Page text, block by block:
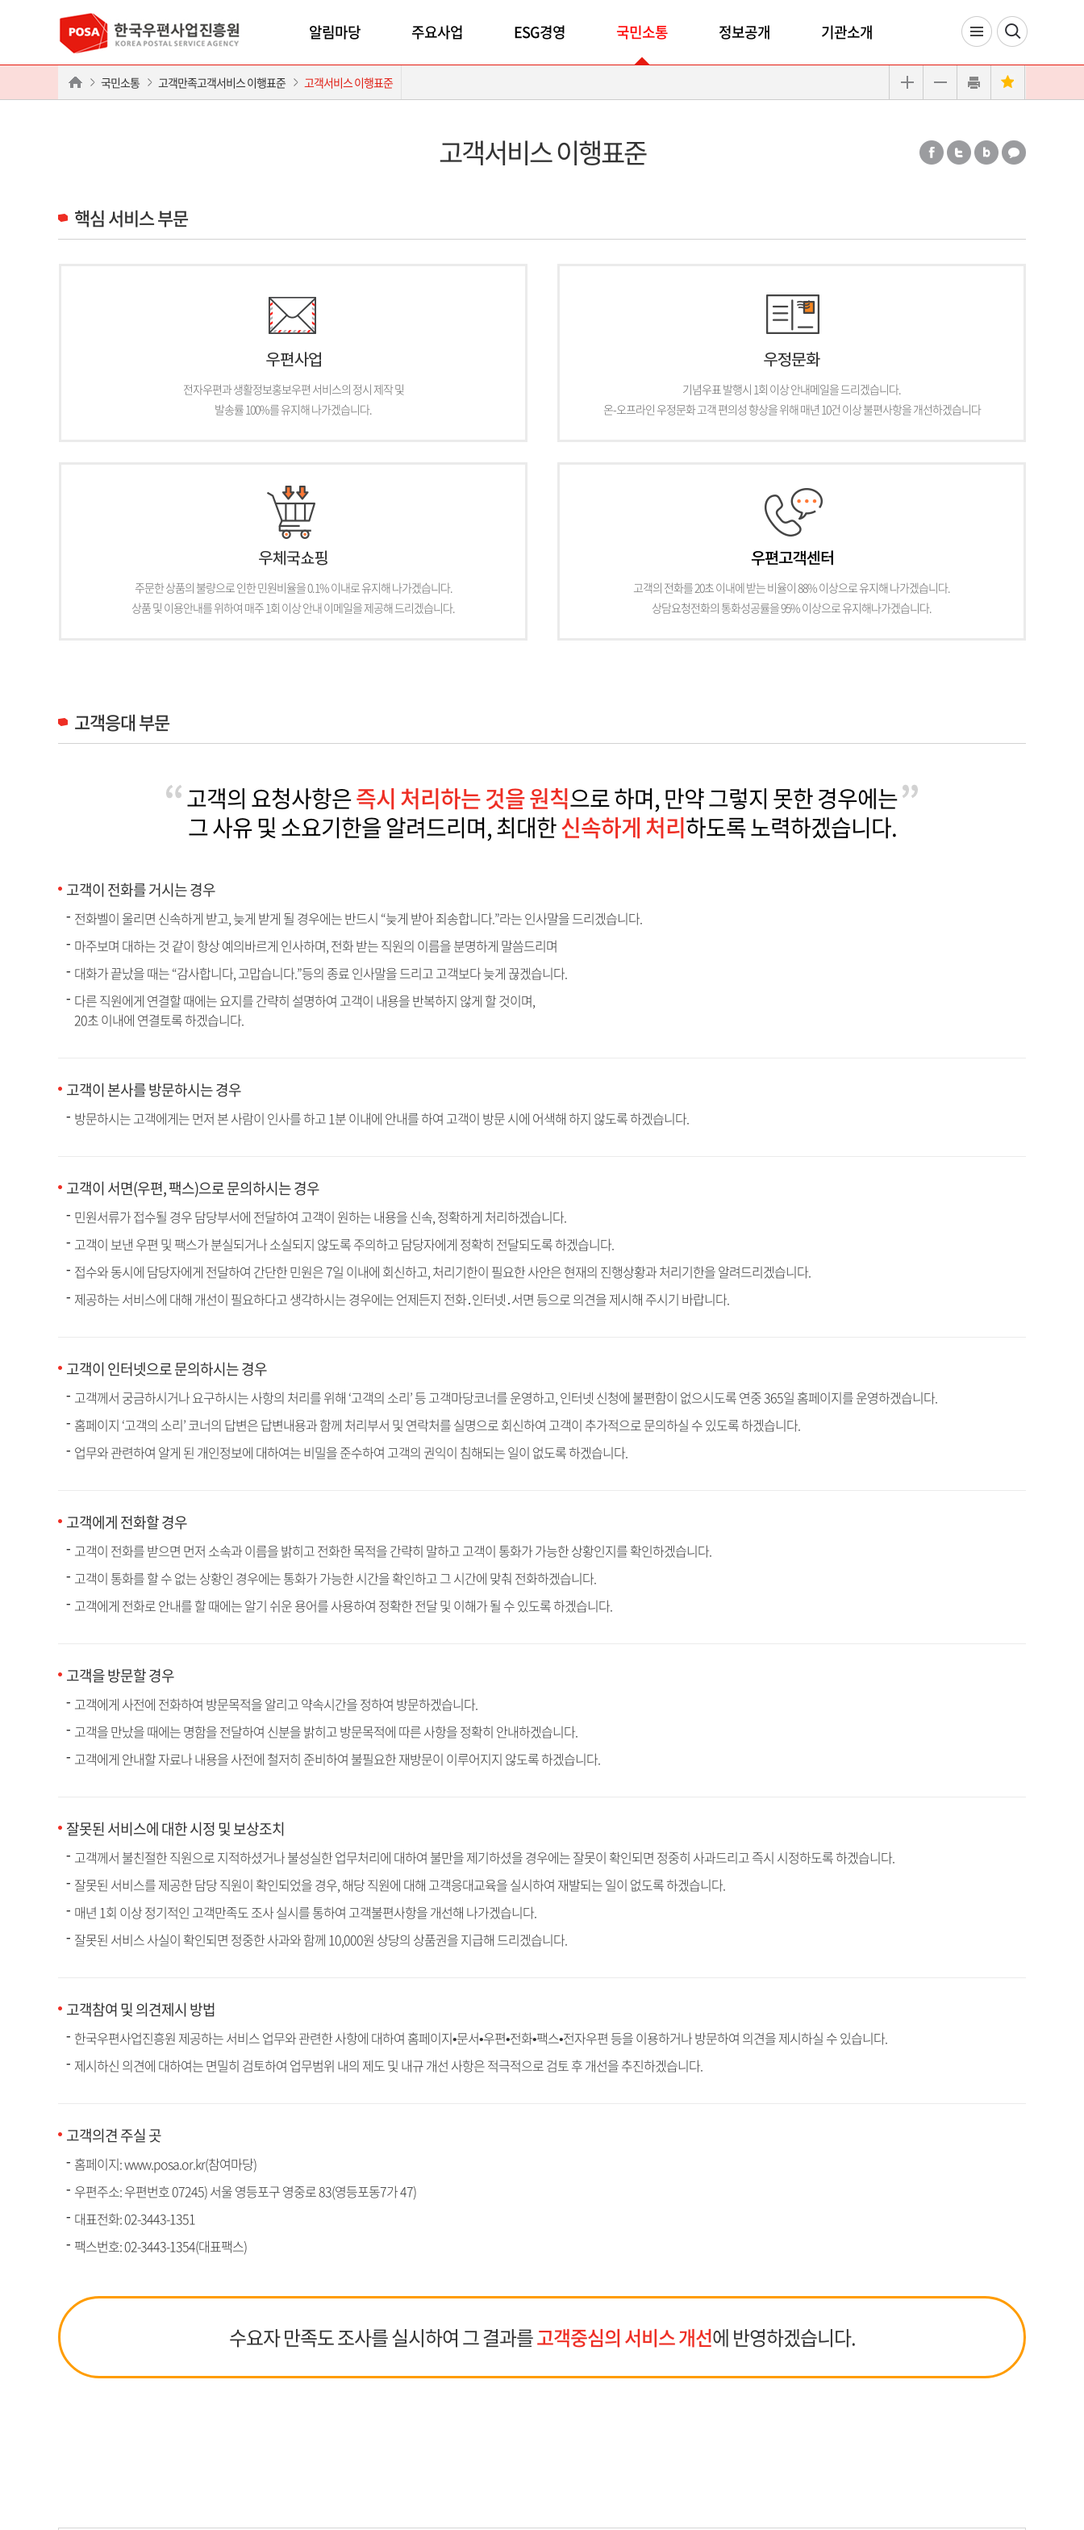
알림마당 주요사업 ESG경영 국민소통 정보공개 기관소개
국민소통 고객만족고객서비스 이행표준 고객서비스 이행표준
고객서비스 이행표준
핵심 서비스 부문
전자우편과 생활정보홍보우편 서비스의 정시 제작 및
발송률 100%를 유지해 나가겠습니다.
기념우표 발행시 1회 이상 안내메일을 드리겠습니다.
온-오프라인 우정문화 고객 편의성 향상을 위해 매년 10건 이상 불편사항을 개선하겠습니다
주문한 상품의 불량으로 인한 민원비율을 0.1% 이내로 유지해 나가겠습니다.
상품 및 이용안내를 위하여 매주 1회 이상 안내 이메일을 제공해 드리겠습니다.
고객의 전화를 20초 이내에 받는 비율이 88% 이상으로 유지해 나가겠습니다.
상담요청전화의 통화성공률을 95% 이상으로 유지해나가겠습니다.
고객응대 부문
고객의 요청사항은즉시 처리하는 것을 원칙으로 하며, 만약 그렇지 못한 경우에는
그 사유 및 소요기한을 알려드리며, 최대한신속하게 처리하도록 노력하겠습니다.
고객이 전화를 거시는 경우
전화벨이 울리면 신속하게 받고, 늦게 받게 될 경우에는 반드시 “늦게 받아 죄송합니다.”라는 인사말을 드리겠습니다.
마주보며 대하는 것 같이 항상 예의바르게 인사하며, 전화 받는 직원의 이름을 분명하게 말씀드리며
대화가 끝났을 때는 “감사합니다, 고맙습니다.”등의 종료 인사말을 드리고 고객보다 늦게 끊겠습니다.
다른 직원에게 연결할 때에는 요지를 간략히 설명하여 고객이 내용을 반복하지 않게 할 것이며,
20초 이내에 연결토록 하겠습니다.
고객이 본사를 방문하시는 경우
방문하시는 고객에게는 먼저 본 사람이 인사를 하고 1분 이내에 안내를 하여 고객이 방문 시에 어색해 하지 않도록 하겠습니다.
고객이 서면(우편, 팩스)으로 문의하시는 경우
민원서류가 접수될 경우 담당부서에 전달하여 고객이 원하는 내용을 신속, 정확하게 처리하겠습니다.
고객이 보낸 우편 및 팩스가 분실되거나 소실되지 않도록 주의하고 담당자에게 정확히 전달되도록 하겠습니다.
접수와 동시에 담당자에게 전달하여 간단한 민원은 7일 이내에 회신하고, 처리기한이 필요한 사안은 현재의 진행상황과 처리기한을 알려드리겠습니다.
제공하는 서비스에 대해 개선이 필요하다고 생각하시는 경우에는 언제든지 전화․인터넷․서면 등으로 의견을 제시해 주시기 바랍니다.
고객이 인터넷으로 문의하시는 경우
고객께서 궁금하시거나 요구하시는 사항의 처리를 위해 ‘고객의 소리’ 등 고객마당코너를 운영하고, 인터넷 신청에 불편함이 없으시도록 연중 365일 홈페이지를 운영하겠습니다.
홈페이지 ‘고객의 소리’ 코너의 답변은 답변내용과 함께 처리부서 및 연락처를 실명으로 회신하여 고객이 추가적으로 문의하실 수 있도록 하겠습니다.
업무와 관련하여 알게 된 개인정보에 대하여는 비밀을 준수하여 고객의 권익이 침해되는 일이 없도록 하겠습니다.
고객에게 전화할 경우
고객이 전화를 받으면 먼저 소속과 이름을 밝히고 전화한 목적을 간략히 말하고 고객이 통화가 가능한 상황인지를 확인하겠습니다.
고객이 통화를 할 수 없는 상황인 경우에는 통화가 가능한 시간을 확인하고 그 시간에 맞춰 전화하겠습니다.
고객에게 전화로 안내를 할 때에는 알기 쉬운 용어를 사용하여 정확한 전달 및 이해가 될 수 있도록 하겠습니다.
고객을 방문할 경우
고객에게 사전에 전화하여 방문목적을 알리고 약속시간을 정하여 방문하겠습니다.
고객을 만났을 때에는 명함을 전달하여 신분을 밝히고 방문목적에 따른 사항을 정확히 안내하겠습니다.
고객에게 안내할 자료나 내용을 사전에 철저히 준비하여 불필요한 재방문이 이루어지지 않도록 하겠습니다.
잘못된 서비스에 대한 시정 및 보상조치
고객께서 불친절한 직원으로 지적하셨거나 불성실한 업무처리에 대하여 불만을 제기하셨을 경우에는 잘못이 확인되면 정중히 사과드리고 즉시 시정하도록 하겠습니다.
잘못된 서비스를 제공한 담당 직원이 확인되었을 경우, 해당 직원에 대해 고객응대교육을 실시하여 재발되는 일이 없도록 하겠습니다.
매년 1회 이상 정기적인 고객만족도 조사 실시를 통하여 고객불편사항을 개선해 나가겠습니다.
잘못된 서비스 사실이 확인되면 정중한 사과와 함께 10,000원 상당의 상품권을 지급해 드리겠습니다.
고객참여 및 의견제시 방법
한국우편사업진흥원 제공하는 서비스 업무와 관련한 사항에 대하여 홈페이지•문서•우편•전화•팩스•전자우편 등을 이용하거나 방문하여 의견을 제시하실 수 있습니다.
제시하신 의견에 대하여는 면밀히 검토하여 업무범위 내의 제도 및 내규 개선 사항은 적극적으로 검토 후 개선을 추진하겠습니다.
고객의견 주실 곳
홈페이지: www.posa.or.kr(참여마당)
우편주소: 우편번호 07245) 서울 영등포구 영중로 83(영등포동7가 47)
대표전화:02-3443-1351
팩스번호: 02-3443-1354(대표팩스)
수요자 만족도 조사를 실시하여 그 결과를고객중심의 서비스 개선에 반영하겠습니다.